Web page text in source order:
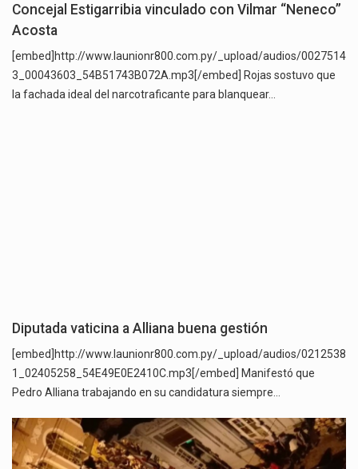
Concejal Estigarribia vinculado con Vilmar “Neneco”
Acosta
[embed]http://www.launionr800.com.py/_upload/audios/0027514
3_00043603_54B51743B072A.mp3[/embed] Rojas sostuvo que
la fachada ideal del narcotraficante para blanquear…
Diputada vaticina a Alliana buena gestión
[embed]http://www.launionr800.com.py/_upload/audios/0212538
1_02405258_54E49E0E2410C.mp3[/embed] Manifestó que
Pedro Alliana trabajando en su candidatura siempre…